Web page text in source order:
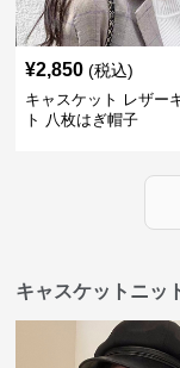
¥2,850 (税込)
キャスケット レザー
ト 八枚はぎ帽子
キャスケットニッ